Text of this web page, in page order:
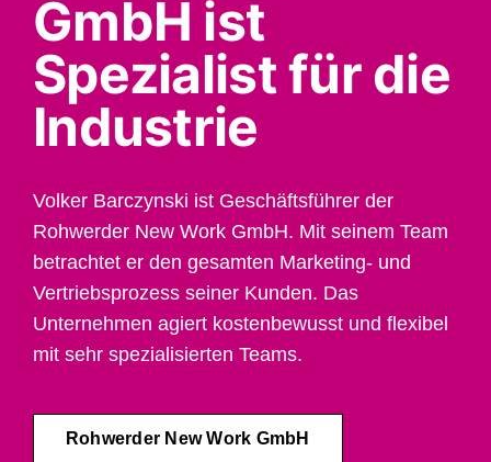
GmbH ist
Spezialist für die
Industrie
Volker Barczynski ist Geschäftsführer der
Rohwerder New Work GmbH. Mit seinem Team
betrachtet er den gesamten Marketing- und
Vertriebsprozess seiner Kunden. Das
Unternehmen agiert kostenbewusst und flexibel
mit sehr spezialisierten Teams.
Rohwerder New Work GmbH